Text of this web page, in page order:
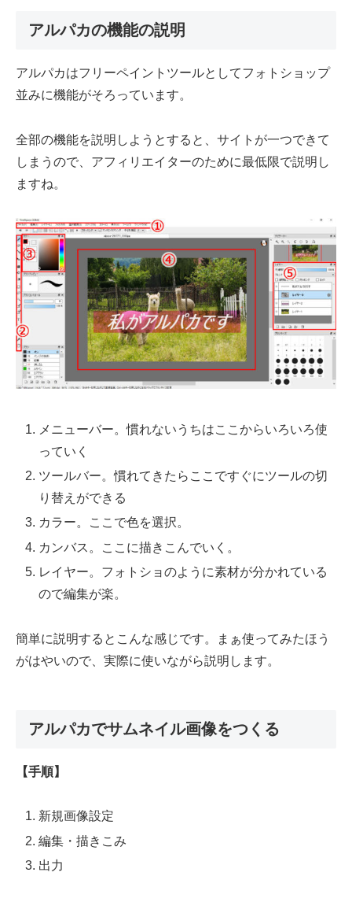
アルパカの機能の説明
アルパカはフリーペイントツールとしてフォトショップ
並みに機能がそろっています。
全部の機能を説明しようとすると、サイトが一つできて
しまうので、アフィリエイターのために最低限で説明し
ますね。
メニューバー。慣れないうちはここからいろいろ使
っていく
ツールバー。慣れてきたらここですぐにツールの切
り替えができる
カラー。ここで色を選択。
カンバス。ここに描きこんでいく。
レイヤー。フォトショのように素材が分かれている
ので編集が楽。
簡単に説明するとこんな感じです。まぁ使ってみたほう
がはやいので、実際に使いながら説明します。
アルパカでサムネイル画像をつくる
【手順】
新規画像設定
編集・描きこみ
出力